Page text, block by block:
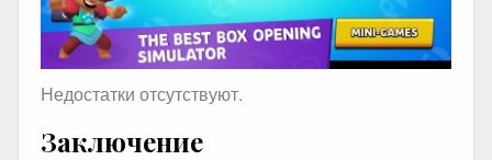
Недостатки отсутствуют.
Заключение